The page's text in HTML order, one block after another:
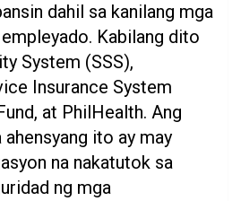
dahil sa kanilang mga
Kabilang dito
System (SSS),
Insurance System
at PhilHealth. Ang
ito ay may
na nakatutok sa
ng mga